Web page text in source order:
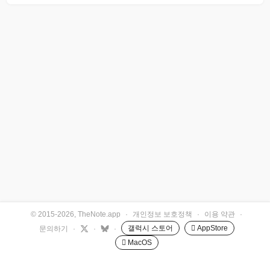
© 2015-2026, TheNote.app · 개인정보 보호정책 · 이용 약관
·
문의하기
· · · 갤럭시 스토어
 AppStore
 MacOS